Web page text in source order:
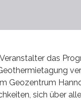
das
Geozentrum
sich über